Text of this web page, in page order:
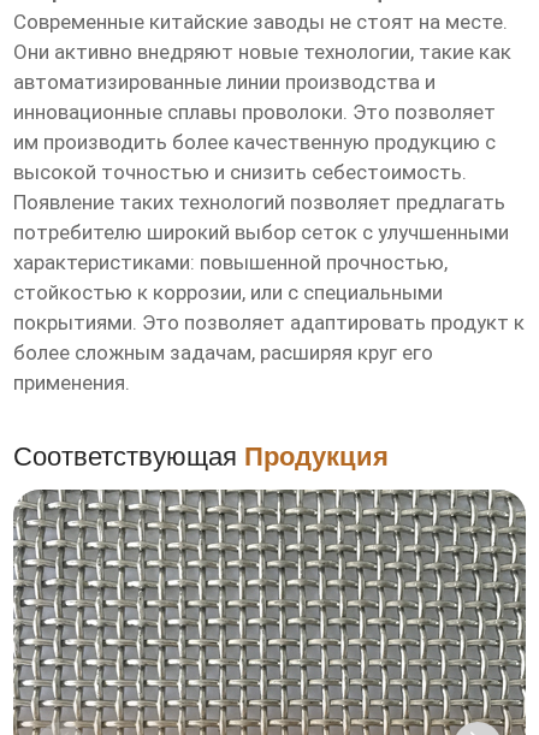
Современные китайские заводы не стоят на месте.
Они активно внедряют новые технологии, такие как
автоматизированные линии производства и
инновационные сплавы проволоки. Это позволяет
им производить более качественную продукцию с
высокой точностью и снизить себестоимость.
Появление таких технологий позволяет предлагать
потребителю широкий выбор сеток с улучшенными
характеристиками: повышенной прочностью,
стойкостью к коррозии, или с специальными
покрытиями. Это позволяет адаптировать продукт к
более сложным задачам, расширяя круг его
применения.
Соответствующая Продукция